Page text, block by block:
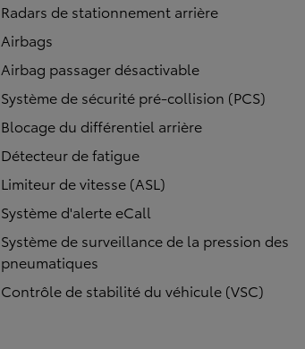
Radars de stationnement arrière
Airbags
Airbag passager désactivable
Système de sécurité pré-collision (PCS)
Blocage du différentiel arrière
Détecteur de fatigue
Limiteur de vitesse (ASL)
Système d'alerte eCall
Système de surveillance de la pression des
pneumatiques
Contrôle de stabilité du véhicule (VSC)